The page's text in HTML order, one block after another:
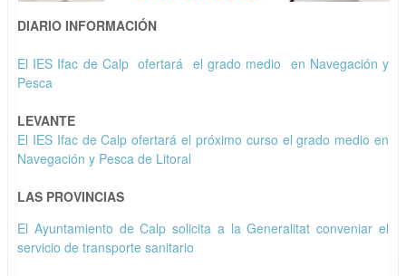
DIARIO INFORMACIÓN
El IES Ifac de Calp ofertará el grado medio en Navegación y
Pesca
LEVANTE
El IES Ifac de Calp ofertará el próximo curso el grado medio en
Navegación y Pesca de Litoral
LAS PROVINCIAS
El Ayuntamiento de Calp solicita a la Generalitat conveniar el
servicio de transporte sanitario